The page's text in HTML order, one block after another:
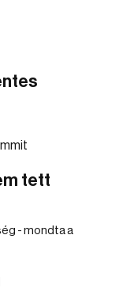
tett
- mondta a